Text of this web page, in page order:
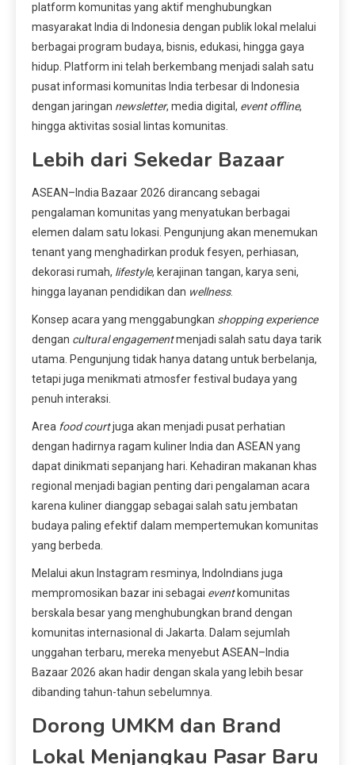
platform komunitas yang aktif menghubungkan
masyarakat India di Indonesia dengan publik lokal melalui
berbagai program budaya, bisnis, edukasi, hingga gaya
hidup. Platform ini telah berkembang menjadi salah satu
pusat informasi komunitas India terbesar di Indonesia
dengan jaringan newsletter, media digital, event offline,
hingga aktivitas sosial lintas komunitas.
Lebih dari Sekedar Bazaar
ASEAN–India Bazaar 2026 dirancang sebagai
pengalaman komunitas yang menyatukan berbagai
elemen dalam satu lokasi. Pengunjung akan menemukan
tenant yang menghadirkan produk fesyen, perhiasan,
dekorasi rumah, lifestyle, kerajinan tangan, karya seni,
hingga layanan pendidikan dan wellness.
Konsep acara yang menggabungkan shopping experience
dengan cultural engagementmenjadi salah satu daya tarik
utama. Pengunjung tidak hanya datang untuk berbelanja,
tetapi juga menikmati atmosfer festival budaya yang
penuh interaksi.
Area food courtjuga akan menjadi pusat perhatian
dengan hadirnya ragam kuliner India dan ASEAN yang
dapat dinikmati sepanjang hari. Kehadiran makanan khas
regional menjadi bagian penting dari pengalaman acara
karena kuliner dianggap sebagai salah satu jembatan
budaya paling efektif dalam mempertemukan komunitas
yang berbeda.
Melalui akun Instagram resminya, IndoIndians juga
mempromosikan bazar ini sebagai event komunitas
berskala besar yang menghubungkan brand dengan
komunitas internasional di Jakarta. Dalam sejumlah
unggahan terbaru, mereka menyebut ASEAN–India
Bazaar 2026 akan hadir dengan skala yang lebih besar
dibanding tahun-tahun sebelumnya.
Dorong UMKM dan Brand
Lokal Menjangkau Pasar Baru